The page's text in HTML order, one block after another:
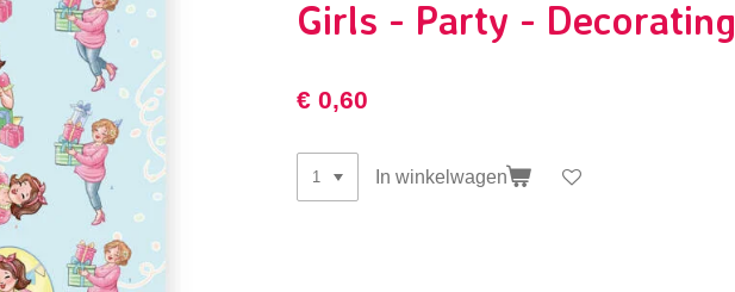
Girls - Party - Decorating
€ 0,60
In winkelwagen